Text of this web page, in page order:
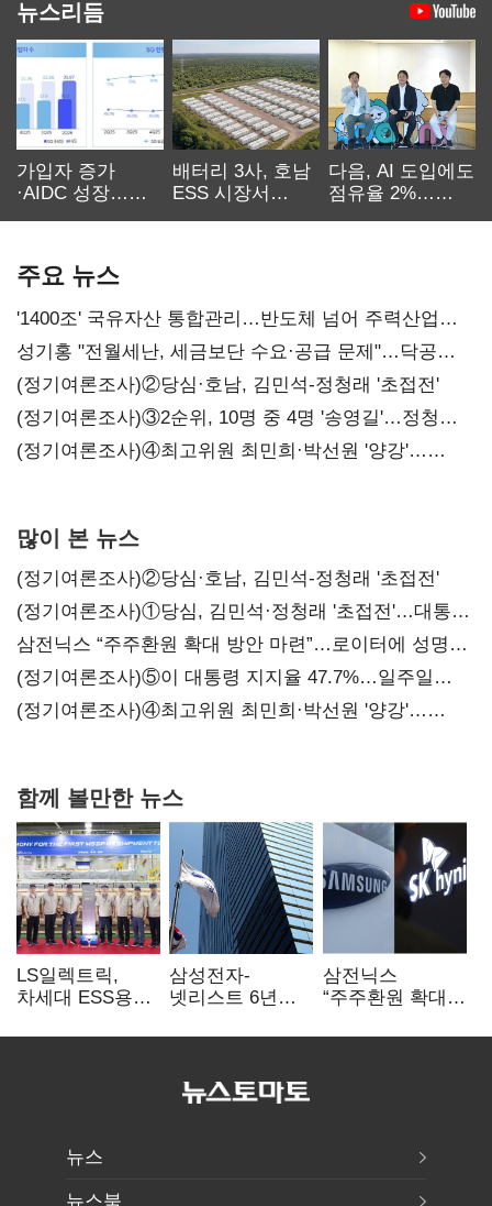
뉴스리듬
가입자 증가
·AIDC 성장…
배터리 3사, 호남
ESS 시장서
다음, AI 도입에도
점유율 2%…
주요 뉴스
'1400조' 국유자산 통합관리…반도체 넘어 주력산업
구조혁신
성기홍 "전월세난, 세금보단 수요·공급 문제"…닥공
시사
(정기여론조사)②당심·호남, 김민석-정청래 '초접전'
(정기여론조사)③2순위, 10명 중 4명 '송영길'…정청래
'한 자릿수'
(정기여론조사)④최고위원 최민희·박선원 '양강'…
많이 본 뉴스
(정기여론조사)②당심·호남, 김민석-정청래 '초접전'
(정기여론조사)①당심, 김민석·정청래 '초접전'…대통령
지지도 '50% 아래로'(종합)
삼전닉스 “주주환원 확대 방안 마련”…로이터에 성명
보내
(정기여론조사)⑤이 대통령 지지율 47.7%…일주일
만에 다시 40%대
(정기여론조사)④최고위원 최민희·박선원 '양강'…
함께 볼만한 뉴스
LS일렉트릭,
차세대 ESS용
출하
삼성전자-
넷리스트 6년
기술 협력 확대
삼전닉스
“주주환원 확대
로이터에 성명
뉴스
뉴스북